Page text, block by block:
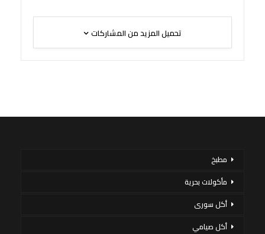
تحميل المزيد من المشاركات
مطبخ
مأكولات بحرية
أكل سورى
أكل صيامي